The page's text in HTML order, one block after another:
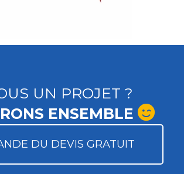
UN PROJET ?
ENSEMBLE
DU DEVIS GRATUIT